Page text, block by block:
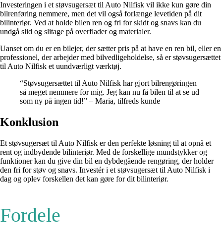
Investeringen i et støvsugersæt til Auto Nilfisk vil ikke kun gøre din
bilrenføring nemmere, men det vil også forlænge levetiden på dit
bilinteriør. Ved at holde bilen ren og fri for skidt og snavs kan du
undgå slid og slitage på overflader og materialer.
Uanset om du er en bilejer, der sætter pris på at have en ren bil, eller en
professionel, der arbejder med bilvedligeholdelse, så er støvsugersættet
til Auto Nilfisk et uundværligt værktøj.
“Støvsugersættet til Auto Nilfisk har gjort bilrengøringen
så meget nemmere for mig. Jeg kan nu få bilen til at se ud
som ny på ingen tid!” – Maria, tilfreds kunde
Konklusion
Et støvsugersæt til Auto Nilfisk er den perfekte løsning til at opnå et
rent og indbydende bilinteriør. Med de forskellige mundstykker og
funktioner kan du give din bil en dybdegående rengøring, der holder
den fri for støv og snavs. Investér i et støvsugersæt til Auto Nilfisk i
dag og oplev forskellen det kan gøre for dit bilinteriør.
Fordele